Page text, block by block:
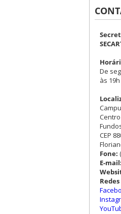
De
às 19h
CEP
Fone:
E-mail: